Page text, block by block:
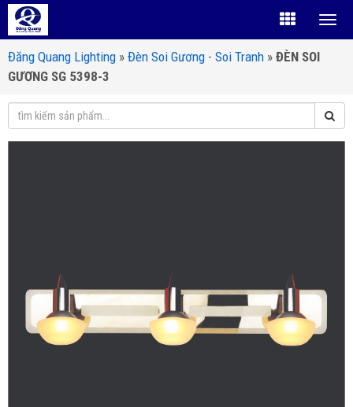
Đăng Quang Lighting » Đèn Soi Gương - Soi Tranh » ĐÈN SOI
GƯƠNG SG 5398-3